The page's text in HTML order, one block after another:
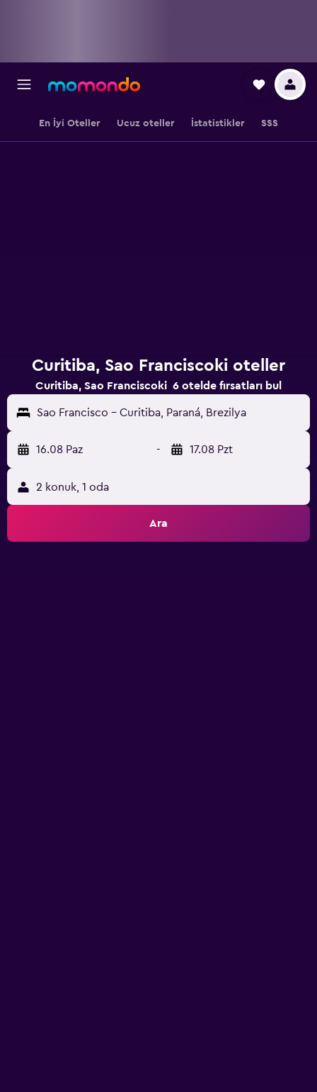
En İyi Oteller Ucuz oteller İstatistikler SSS
Curitiba, Sao Franciscoki oteller
Curitiba, Sao Franciscoki 6 otelde fırsatları bul
Sao Francisco - Curitiba, Paraná, Brezilya
16.08 Paz - 17.08 Pzt
2 konuk, 1 oda
Ara